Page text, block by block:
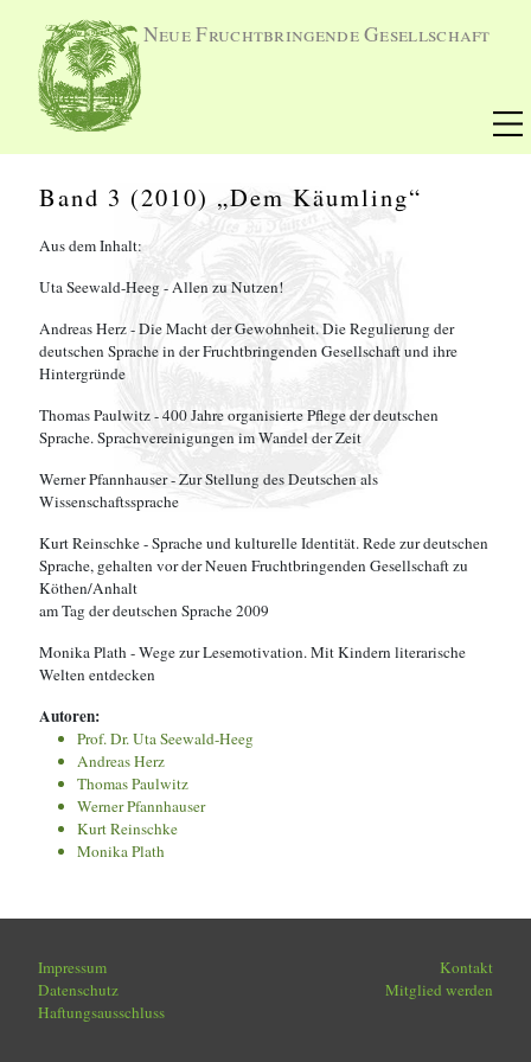
Neue Fruchtbringende Gesellschaft
Band 3 (2010) „Dem Käumling“
Aus dem Inhalt:
Uta Seewald-Heeg - Allen zu Nutzen!
Andreas Herz - Die Macht der Gewohnheit. Die Regulierung der
deutschen Sprache in der Fruchtbringenden Gesellschaft und ihre
Hintergründe
Thomas Paulwitz - 400 Jahre organisierte Pflege der deutschen
Sprache. Sprachvereinigungen im Wandel der Zeit
Werner Pfannhauser - Zur Stellung des Deutschen als
Wissenschaftssprache
Kurt Reinschke - Sprache und kulturelle Identität. Rede zur deutschen
Sprache, gehalten vor der Neuen Fruchtbringenden Gesellschaft zu
Köthen/Anhalt
am Tag der deutschen Sprache 2009
Monika Plath - Wege zur Lesemotivation. Mit Kindern literarische
Welten entdecken
Autoren:
Prof. Dr. Uta Seewald-Heeg
Andreas Herz
Thomas Paulwitz
Werner Pfannhauser
Kurt Reinschke
Monika Plath
Impressum
Datenschutz
Haftungsausschluss
Kontakt
Mitglied werden